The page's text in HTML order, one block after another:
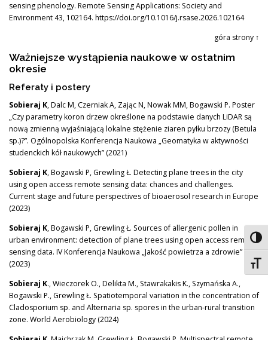
sensing phenology. Remote Sensing Applications: Society and
Environment 43, 102164. https://doi.org/10.1016/j.rsase.2026.102164
góra strony ↑
Ważniejsze wystąpienia naukowe w ostatnim
okresie
Referaty i postery
Sobieraj K, Dalc M, Czerniak A, Zając N, Nowak MM, Bogawski P. Poster
„Czy parametry koron drzew określone na podstawie danych LiDAR są
nową zmienną wyjaśniającą lokalne stężenie ziaren pyłku brzozy (Betula
sp.)?”. Ogólnopolska Konferencja Naukowa „Geomatyka w aktywności
studenckich kół naukowych” (2021)
Sobieraj K, Bogawski P, Grewling Ł. Detecting plane trees in the city
using open access remote sensing data: chances and challenges.
Current stage and future perspectives of bioaerosol research in Europe
(2023)
Sobieraj K, Bogawski P, Grewling Ł. Sources of allergenic pollen in
urban environment: detection of plane trees using open access remote
sensing data. IV Konferencja Naukowa „Jakość powietrza a zdrowie”
(2023)
Sobieraj K., Wieczorek O., Delikta M., Stawrakakis K., Szymańska A.,
Bogawski P., Grewling Ł. Spatiotemporal variation in the concentration of
Cladosporium sp. and Alternaria sp. spores in the urban-rural transition
zone. World Aerobiology (2024)